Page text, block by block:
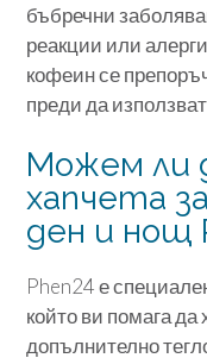
бъбречни
реакции или
кофеин се
преди да
Можем ли
хапчета
ден и нощ
Phen24 е
който ви помага
допълнително